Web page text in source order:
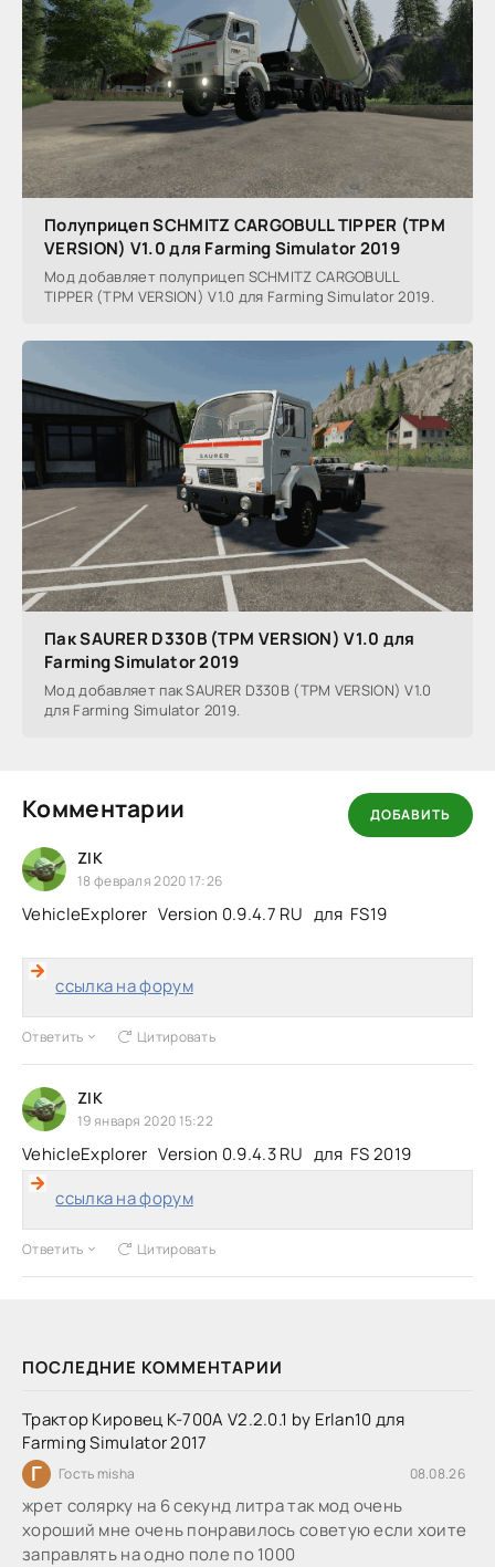
ПОСЛЕДНИЕ КОММЕНТАРИИ
Трактор Кировец К-700А V2.2.0.1 by Erlan10 для
Farming Simulator 2017
Г Гость misha 08.08.26
жрет солярку на 6 секунд литра так мод очень
хороший мне очень понравилось советую если хоите
заправлять на одно поле по 1000
Полуприцеп SCHMITZ CARGOBULL TIPPER (TPM
VERSION) V1.0 для Farming Simulator 2019
Мод добавляет полуприцеп SCHMITZ CARGOBULL
TIPPER (TPM VERSION) V1.0 для Farming Simulator 2019.
Пак SAURER D330B (TPM VERSION) V1.0 для
Farming Simulator 2019
Мод добавляет пак SAURER D330B (TPM VERSION) V1.0
для Farming Simulator 2019.
Комментарии ДОБАВИТЬ
ZIK
18 февраля 2020 17:26
VehicleExplorer Version 0.9.4.7 RU для FS19
ссылка на форум
Ответить Цитировать
ZIK
19 января 2020 15:22
VehicleExplorer Version 0.9.4.3 RU для FS 2019
ссылка на форум
Ответить Цитировать